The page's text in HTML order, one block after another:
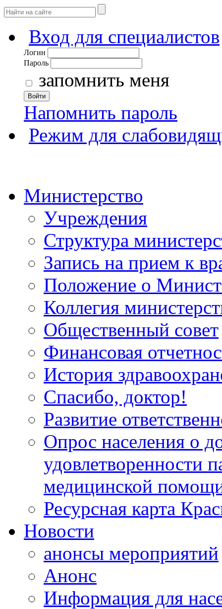
Вход для специалистов
Логин
Пароль
запомнить меня
Войти
Напомнить пароль
Режим для
Министерство
Учреждения
Структура
Запись на прием к
Положение о
Коллегия
Общественный совет
Финансовая
История
Спасибо, доктор!
Развитие
Опрос населения о
удовлетворенности
медицинской
Ресурсная карта
Новости
анонсы мероприятий
Анонс
Информация для